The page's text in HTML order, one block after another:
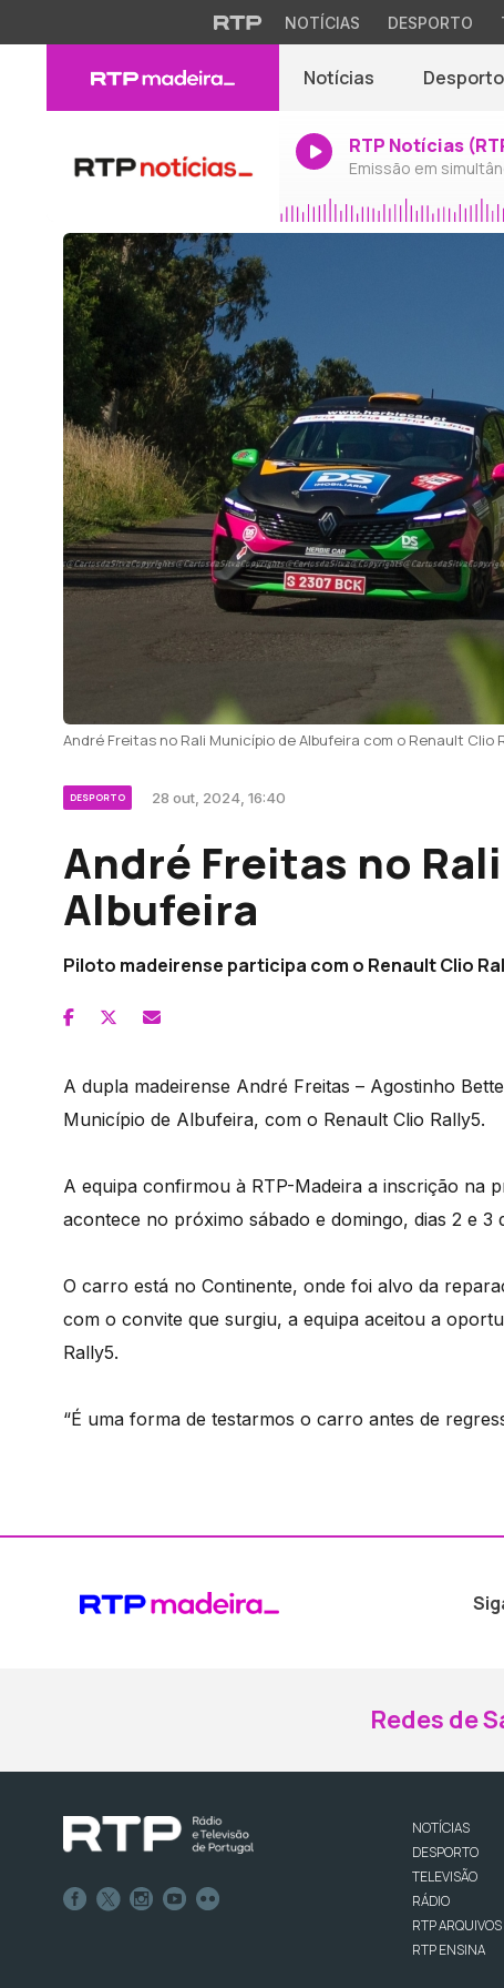
NOTÍCIAS DESPORTO
Notícias Desporto
RTP Notícias
Emissão em
André Freitas no Rali Município de Albufeira com o Renault Clio
DESPORTO 28 out, 2024, 16:40
André Freitas no
Albufeira
Piloto madeirense participa com o Renault Clio
A dupla madeirense André Freitas – Agostinho
Município de Albufeira, com o Renault Clio Rally5.
A equipa confirmou à RTP-Madeira a inscrição na
acontece no próximo sábado e domingo, dias 2 e 3
O carro está no Continente, onde foi alvo da
com o convite que surgiu, a equipa aceitou a
Rally5.
“É uma forma de testarmos o carro antes de
Redes de
NOTÍCIAS
DESPORTO
TELEVISÃO
RÁDIO
RTP ARQUIVOS
RTP ENSINA